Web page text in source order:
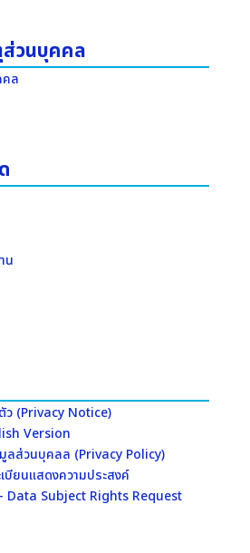
ส่วนบุคคล
คล
น
ว (Privacy Notice)
Version
มูลส่วนบุคลล (Privacy Policy)
บียนแสดงความประสงค์
Data Subject Rights Request